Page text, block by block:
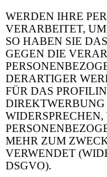
WERDEN IHRE
VERARBEITET,
SO HABEN SIE
GEGEN DIE
DERARTIGER
FÜR DAS
MEHR ZUM
VERWENDET
DSGVO).